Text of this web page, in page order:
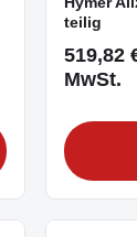
teilig
519,82
MwSt.